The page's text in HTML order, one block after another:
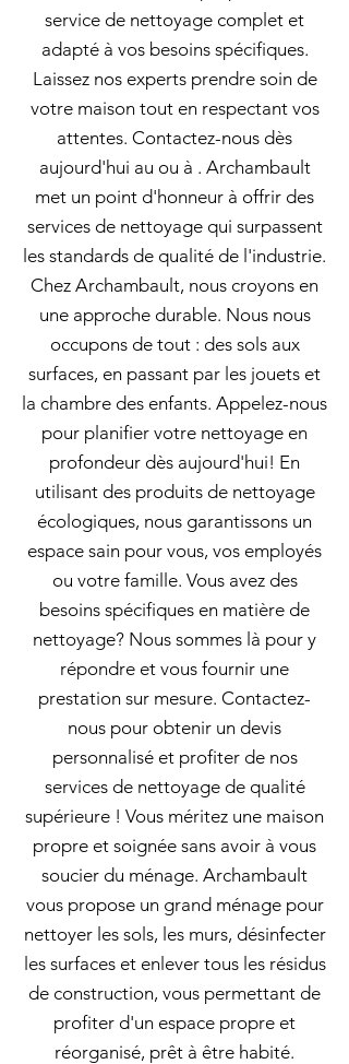
service de nettoyage complet et
adapté à vos besoins spécifiques.
Laissez nos experts prendre soin de
votre maison tout en respectant vos
attentes. Contactez-nous dès
aujourd'hui au ou à . Archambault
met un point d'honneur à offrir des
services de nettoyage qui surpassent
les standards de qualité de l'industrie.
Chez Archambault, nous croyons en
une approche durable. Nous nous
occupons de tout : des sols aux
surfaces, en passant par les jouets et
la chambre des enfants. Appelez-nous
pour planifier votre nettoyage en
profondeur dès aujourd'hui! En
utilisant des produits de nettoyage
écologiques, nous garantissons un
espace sain pour vous, vos employés
ou votre famille. Vous avez des
besoins spécifiques en matière de
nettoyage? Nous sommes là pour y
répondre et vous fournir une
prestation sur mesure. Contactez-
nous pour obtenir un devis
personnalisé et profiter de nos
services de nettoyage de qualité
supérieure ! Vous méritez une maison
propre et soignée sans avoir à vous
soucier du ménage. Archambault
vous propose un grand ménage pour
nettoyer les sols, les murs, désinfecter
les surfaces et enlever tous les résidus
de construction, vous permettant de
profiter d'un espace propre et
réorganisé, prêt à être habité.